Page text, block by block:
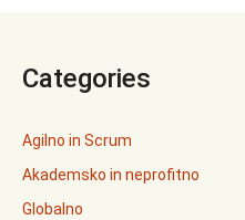
Categories
Agilno in Scrum
Akademsko in neprofitno
Globalno